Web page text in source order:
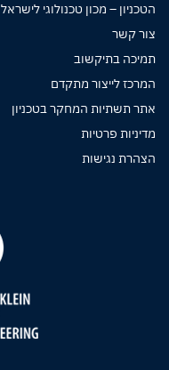
הטכניון – מכון טכנולוגי לישראל
צור קשר
תמיכה בתיקשוב
המרכז לייצור מתקדם
אתר תשתיות המחקר בטכניון
מדיניות פרטיות
הצהרת נגישות